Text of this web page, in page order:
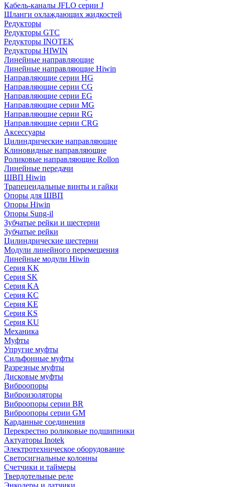
Кабель-каналы JFLO серии J
Шланги охлаждающих жидкостей
Редукторы
Редукторы GTC
Редукторы INOTEK
Редукторы HIWIN
Линейные направляющие
Линейные направляющие Hiwin
Направляющие серии HG
Направляющие серии CG
Направляющие серии EG
Направляющие серии MG
Направляющие серии RG
Направляющие серии CRG
Аксессуары
Цилиндрические направляющие
Клиновидные направляющие
Роликовые направляющие Rollon
Линейные передачи
ШВП Hiwin
Трапецеидальные винты и гайки
Опоры для ШВП
Опоры Hiwin
Опоры Sung-il
Зубчатые рейки и шестерни
Зубчатые рейки
Цилиндрические шестерни
Модули линейного перемещения
Линейные модули Hiwin
Серия KK
Серия SK
Серия KA
Серия KC
Серия KE
Серия KS
Серия KU
Механика
Муфты
Упругие муфты
Сильфонные муфты
Разрезные муфты
Дисковые муфты
Виброопоры
Виброизоляторы
Виброопоры серии BR
Виброопоры серии GM
Карданные соединения
Перекрестно роликовые подшипники
Актуаторы Inotek
Электротехническое оборудование
Светосигнальные колонны
Счетчики и таймеры
Твердотельные реле
Энкодеры и датчики